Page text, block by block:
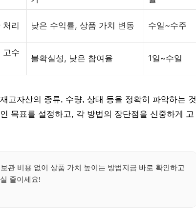
리 낮은 수익률, 상품 가치 변동 수일~수주
고수
불확실성, 낮은 참여율 1일~수일
고자산의 종류, 수량, 상태 등을 정확히 파악하는 것
목표를 설정하고, 각 방법의 장단점을 신중하게 고
관 비용 없이 상품 가치 높이는 방법지금 바로 확인하고
줄이세요!